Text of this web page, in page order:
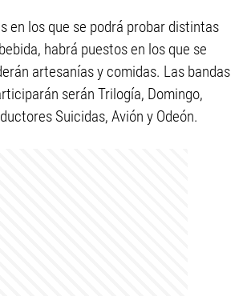
en los que se podrá probar distintas
habrá puestos en los que se
artesanías y comidas. Las bandas
serán Trilogía, Domingo,
Suicidas, Avión y Odeón.